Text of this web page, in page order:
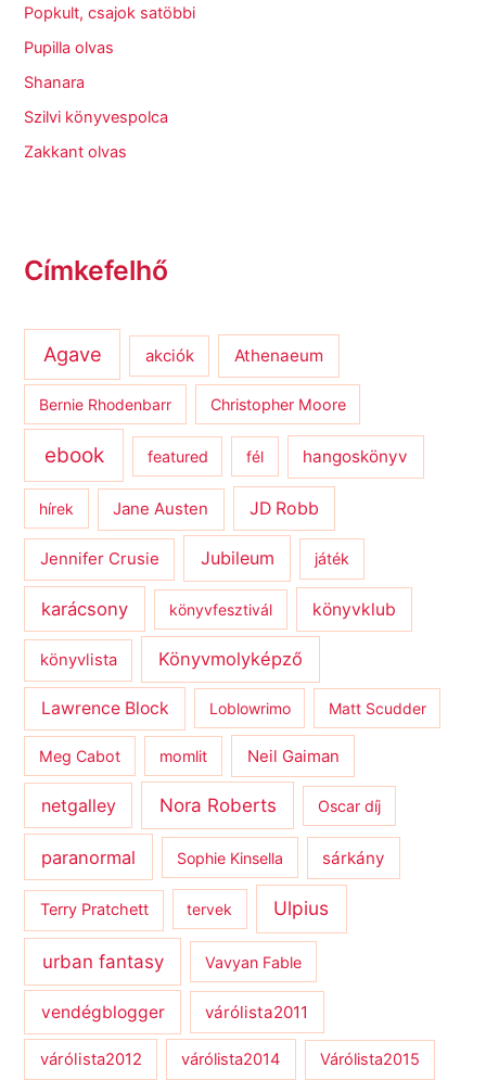
Popkult, csajok satöbbi
Pupilla olvas
Shanara
Szilvi könyvespolca
Zakkant olvas
Címkefelhő
Agave akciók Athenaeum
Bernie Rhodenbarr Christopher Moore
ebook featured fél hangoskönyv
hírek Jane Austen JD Robb
Jennifer Crusie Jubileum játék
karácsony könyvfesztivál könyvklub
könyvlista Könyvmolyképző
Lawrence Block Loblowrimo Matt Scudder
Meg Cabot momlit Neil Gaiman
netgalley Nora Roberts Oscar díj
paranormal Sophie Kinsella sárkány
Terry Pratchett tervek Ulpius
urban fantasy Vavyan Fable
vendégblogger várólista2011
várólista2012 várólista2014 Várólista2015